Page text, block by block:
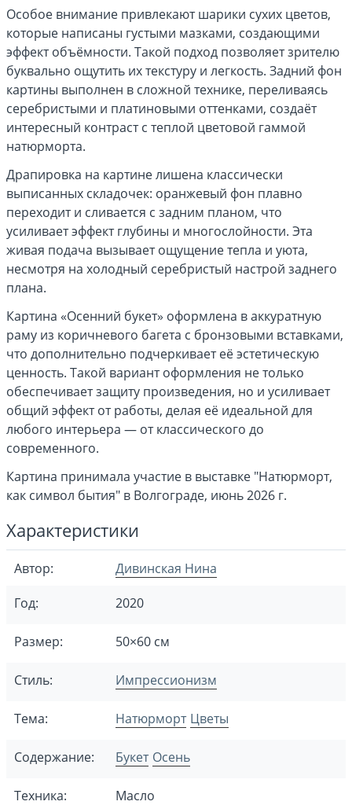
Особое внимание привлекают шарики сухих цветов,
которые написаны густыми мазками, создающими
эффект объёмности. Такой подход позволяет зрителю
буквально ощутить их текстуру и легкость. Задний фон
картины выполнен в сложной технике, переливаясь
серебристыми и платиновыми оттенками, создаёт
интересный контраст с теплой цветовой гаммой
натюрморта.
Драпировка на картине лишена классически
выписанных складочек: оранжевый фон плавно
переходит и сливается с задним планом, что
усиливает эффект глубины и многослойности. Эта
живая подача вызывает ощущение тепла и уюта,
несмотря на холодный серебристый настрой заднего
плана.
Картина «Осенний букет» оформлена в аккуратную
раму из коричневого багета с бронзовыми вставками,
что дополнительно подчеркивает её эстетическую
ценность. Такой вариант оформления не только
обеспечивает защиту произведения, но и усиливает
общий эффект от работы, делая её идеальной для
любого интерьера — от классического до
современного.
Картина принимала участие в выставке "Натюрморт,
как символ бытия" в Волгограде, июнь 2026 г.
Характеристики
Автор:
Дивинская Нина
Год:
2020
Размер: 50×60 см
Стиль: Импрессионизм
Тема: Натюрморт Цветы
Содержание: Букет Осень
Техника: Масло